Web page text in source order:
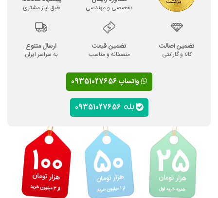
تخصصی و مهندسی طبق نیاز مشتری
تضمین اصالت
کالا و گارانتی
تضمین قیمت
منصفانه و مناسب
ارسال متنوع
به سراسر ایران
واتساپ 09351027656